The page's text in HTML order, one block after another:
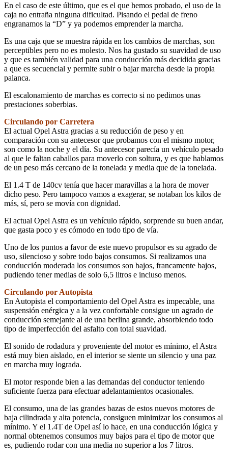
En el caso de este último, que es el que hemos probado, el uso de la
caja no entraña ninguna dificultad. Pisando el pedal de freno
engranamos la “D” y ya podemos emprender la marcha.
Es una caja que se muestra rápida en los cambios de marchas, son
perceptibles pero no es molesto. Nos ha gustado su suavidad de uso
y que es también validad para una conducción más decidida gracias
a que es secuencial y permite subir o bajar marcha desde la propia
palanca.
El escalonamiento de marchas es correcto si no pedimos unas
prestaciones soberbias.
Circulando por Carretera
El actual Opel Astra gracias a su reducción de peso y en
comparación con su antecesor que probamos con el mismo motor,
son como la noche y el día. Su antecesor parecía un vehículo pesado
al que le faltan caballos para moverlo con soltura, y es que hablamos
de un peso más cercano de la tonelada y media que de la tonelada.
El 1.4 T de 140cv tenía que hacer maravillas a la hora de mover
dicho peso. Pero tampoco vamos a exagerar, se notaban los kilos de
más, sí, pero se movía con dignidad.
El actual Opel Astra es un vehículo rápido, sorprende su buen andar,
que gasta poco y es cómodo en todo tipo de vía.
Uno de los puntos a favor de este nuevo propulsor es su agrado de
uso, silencioso y sobre todo bajos consumos. Si realizamos una
conducción moderada los consumos son bajos, francamente bajos,
pudiendo tener medias de solo 6,5 litros e incluso menos.
Circulando por Autopista
En Autopista el comportamiento del Opel Astra es impecable, una
suspensión enérgica y a la vez confortable consigue un agrado de
conducción semejante al de una berlina grande, absorbiendo todo
tipo de imperfección del asfalto con total suavidad.
El sonido de rodadura y proveniente del motor es mínimo, el Astra
está muy bien aislado, en el interior se siente un silencio y una paz
en marcha muy lograda.
El motor responde bien a las demandas del conductor teniendo
suficiente fuerza para efectuar adelantamientos ocasionales.
El consumo, una de las grandes bazas de estos nuevos motores de
baja cilindrada y alta potencia, consiguen minimizar los consumos al
mínimo. Y el 1.4T de Opel así lo hace, en una conducción lógica y
normal obtenemos consumos muy bajos para el tipo de motor que
es, pudiendo rodar con una media no superior a los 7 litros.